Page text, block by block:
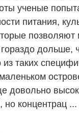
ученые
питания,
дольше,
таких
довольно
но концентрац ...